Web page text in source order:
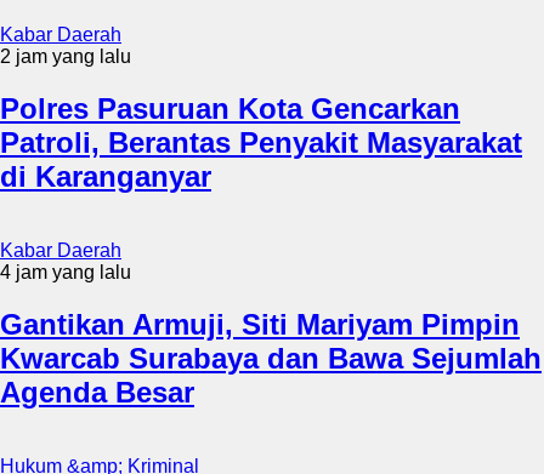
Kabar Daerah
2 jam yang lalu
Polres Pasuruan Kota Gencarkan
Patroli, Berantas Penyakit Masyarakat
di Karanganyar
Kabar Daerah
4 jam yang lalu
Gantikan Armuji, Siti Mariyam Pimpin
Kwarcab Surabaya dan Bawa Sejumlah
Agenda Besar
Hukum &amp; Kriminal